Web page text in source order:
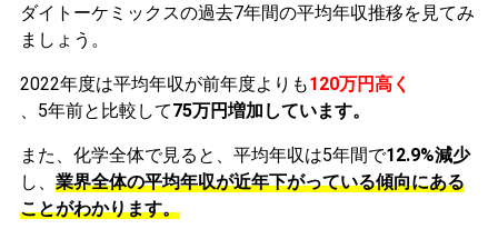
ダイトーケミックスの過去7年間の平均年収推移を見てみ
ましょう。
2022年度は平均年収が前年度よりも120万円高く
、5年前と比較して75万円増加しています。
また、化学全体で見ると、平均年収は5年間で12.9%減少
し、 業界全体の平均年収が近年下がっている傾向にある
ことがわかります。